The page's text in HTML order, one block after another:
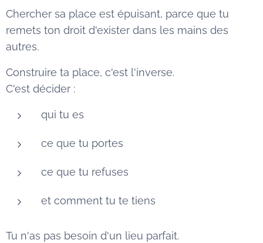
Chercher sa place est épuisant, parce que tu
remets ton droit d'exister dans les mains des
autres.
Construire ta place, c'est l'inverse.
C'est décider :
qui tu es
ce que tu portes
ce que tu refuses
et comment tu te tiens
Tu n'as pas besoin d'un lieu parfait.